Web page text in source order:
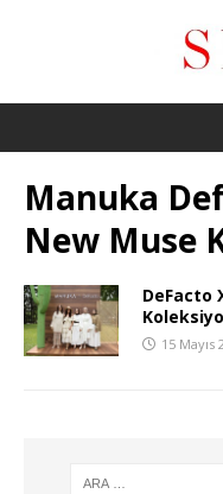
Manuka
New Muse
DeFacto
15 Mayıs